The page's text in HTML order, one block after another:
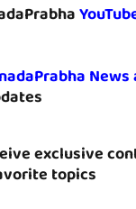
News
exclusive
topics